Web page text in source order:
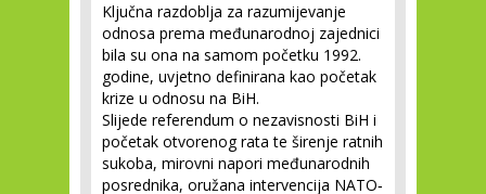
Ključna razdoblja za razumijevanje
odnosa prema međunarodnoj zajednici
bila su ona na samom početku 1992.
godine, uvjetno definirana kao početak
krize u odnosu na BiH.
Slijede referendum o nezavisnosti BiH i
početak otvorenog rata te širenje ratnih
sukoba, mirovni napori međunarodnih
posrednika, oružana intervencija NATO‐